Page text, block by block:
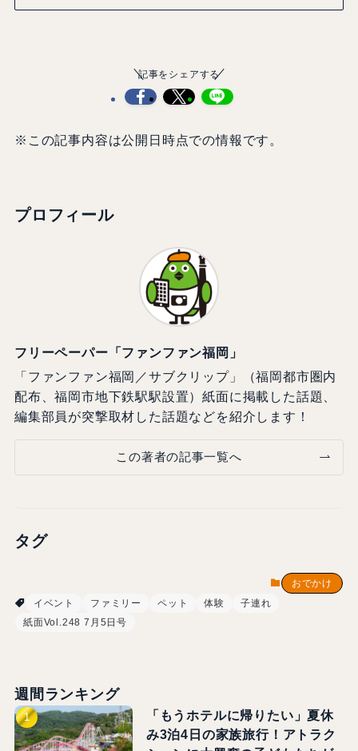
記事をシェアする
※この記事内容は公開日時点での情報です。
プロフィール
フリーペーパー「ファンファン福岡」
「ファンファン福岡／サブクリップ」（福岡都市圏内
配布、福岡市地下鉄駅駅設置）紙面に掲載した話題、
編集部員が突撃取材した話題などを紹介します！
この著者の記事一覧へ
タグ
おでかけ
イベント
ファミリー ペット 体験
子連れ
紙面Vol.248 7月5日号
週間ランキング
「もうホテルに帰りたい」夏休
み3泊4日の家族旅行！アトラク